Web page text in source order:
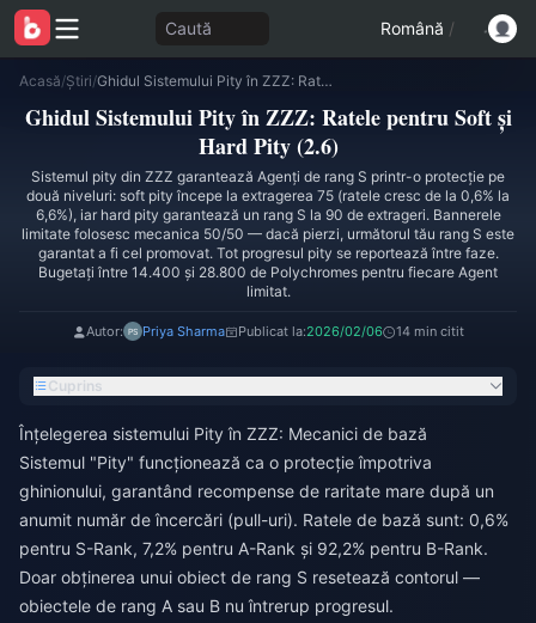
Caută Română /
Acasă/Știri/ Ghidul Sistemului Pity în ZZZ: Ratele pentru Soft și Hard Pity (2.6)
Ghidul Sistemului Pity în ZZZ: Ratele pentru Soft și
Hard Pity (2.6)
Sistemul pity din ZZZ garantează Agenți de rang S printr-o protecție pe
două niveluri: soft pity începe la extragerea 75 (ratele cresc de la 0,6% la
6,6%), iar hard pity garantează un rang S la 90 de extrageri. Bannerele
limitate folosesc mecanica 50/50 — dacă pierzi, următorul tău rang S este
garantat a fi cel promovat. Tot progresul pity se reportează între faze.
Bugetați între 14.400 și 28.800 de Polychromes pentru fiecare Agent
limitat.
Autor: Priya Sharma Publicat la:2026/02/06 14 min citit
Cuprins
Înțelegerea sistemului Pity în ZZZ: Mecanici de bază
Sistemul "Pity" funcționează ca o protecție împotriva
ghinionului, garantând recompense de raritate mare după un
anumit număr de încercări (pull-uri). Ratele de bază sunt: 0,6%
pentru S-Rank, 7,2% pentru A-Rank și 92,2% pentru B-Rank.
Doar obținerea unui obiect de rang S resetează contorul —
obiectele de rang A sau B nu întrerup progresul.